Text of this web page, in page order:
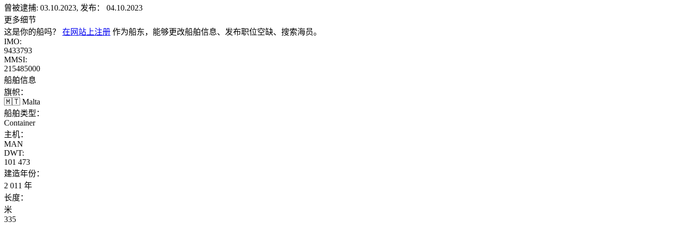
曾被逮捕: 03.10.2023, 发布： 04.10.2023
更多细节
这是你的船吗？ 在网站上注册 作为船东，能够更改船舶信息、发布职位空缺、搜索海员。
IMO:
9433793
MMSI:
215485000
船舶信息
旗帜：
🇲🇹 Malta
船舶类型：
Container
主机：
MAN
DWT:
101 473
建造年份：
2 011 年
长度：
米
335